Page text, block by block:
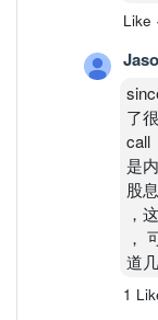
Like ·
了
call
是
股
，
，
道
1